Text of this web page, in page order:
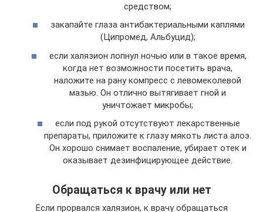
средством;
закапайте глаза антибактериальными каплями
(Ципромед, Альбуцид);
если халязион лопнул ночью или в такое время,
когда нет возможности посетить врача,
наложите на рану компресс с левомеколевой
мазью. Он отлично вытягивает гной и
уничтожает микробы;
если под рукой отсутствуют лекарственные
препараты, приложите к глазу мякоть листа алоэ.
Он хорошо снимает воспаление, убирает отек и
оказывает дезинфицирующее действие.
Обращаться к врачу или нет
Если прорвался халязион, к врачу обращаться